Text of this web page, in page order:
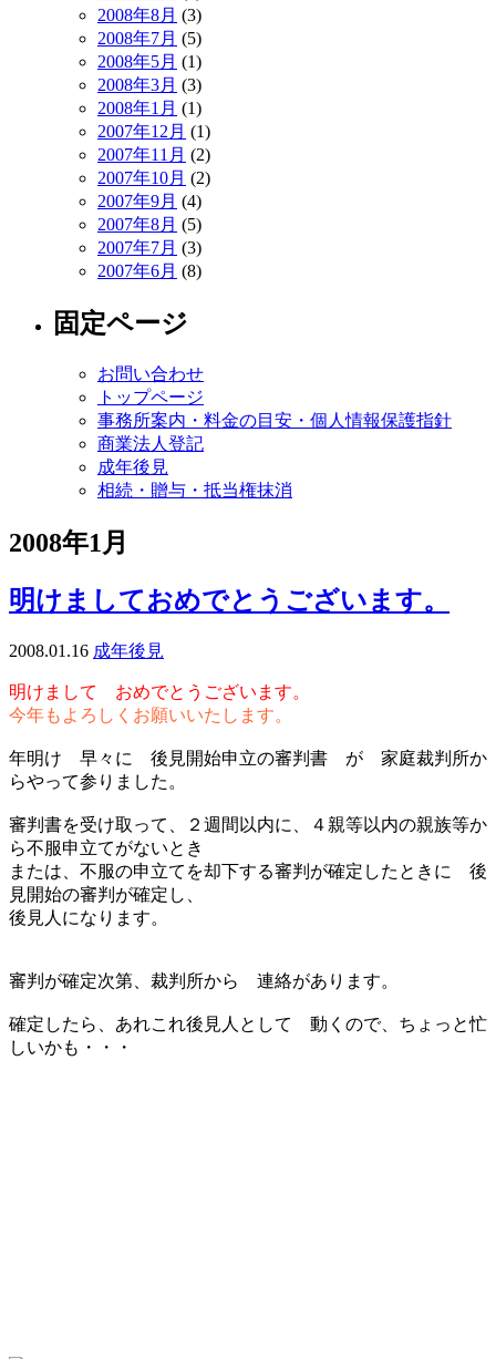
2008年8月 (3)
2008年7月 (5)
2008年5月 (1)
2008年3月 (3)
2008年1月 (1)
2007年12月 (1)
2007年11月 (2)
2007年10月 (2)
2007年9月 (4)
2007年8月 (5)
2007年7月 (3)
2007年6月 (8)
固定ページ
お問い合わせ
トップページ
事務所案内・料金の目安・個人情報保護指針
商業法人登記
成年後見
相続・贈与・抵当権抹消
2008年1月
明けましておめでとうございます。
2008.01.16 成年後見
明けまして おめでとうございます。
今年もよろしくお願いいたします。
年明け 早々に 後見開始申立の審判書 が 家庭裁判所か
らやって参りました。
審判書を受け取って、２週間以内に、４親等以内の親族等か
ら不服申立てがないとき
または、不服の申立てを却下する審判が確定したときに 後
見開始の審判が確定し、
後見人になります。
審判が確定次第、裁判所から 連絡があります。
確定したら、あれこれ後見人として 動くので、ちょっと忙
しいかも・・・